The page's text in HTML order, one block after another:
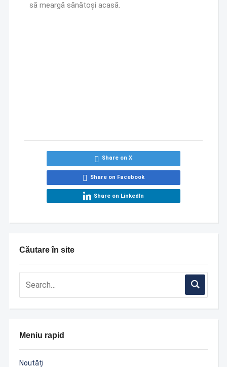
Căutare în site
Meniu rapid
Noutăți
să meargă sănătoși acasă.
Share on X
Share on Facebook
Share on LinkedIn